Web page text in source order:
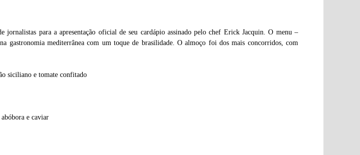
para a apresentação oficial de seu cardápio assinado pelo chef Erick Jacquin. O menu ­–
gastronomia mediterrânea com um toque de brasilidade. O almoço foi dos mais concorridos, com
siciliano e tomate confitado
e caviar